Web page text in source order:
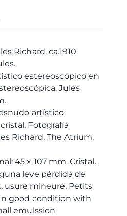
era:
es:
Richard, ca.1910
estereoscópico en
Jules
artístico
Fotografía
Richard. The Atrium.
45 x 107 mm. Cristal.
leve pérdida de
usure mineure. Petits
good condition with
emulssion